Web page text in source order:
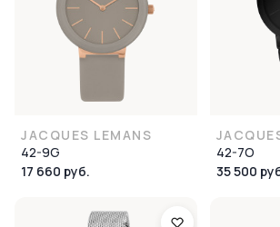
JACQUES LEMANS
42-9G
17 660 руб.
42-7O
35 500